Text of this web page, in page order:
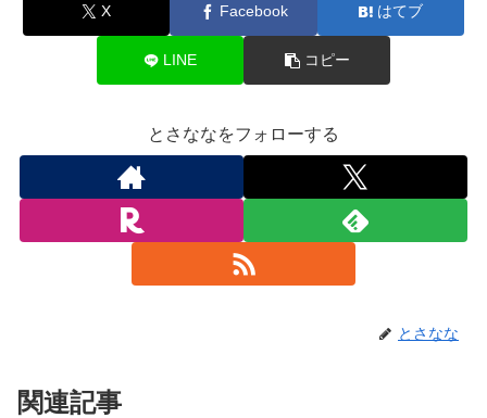
X Facebook はてブ
LINE コピー
とさななをフォローする
とさなな
関連記事